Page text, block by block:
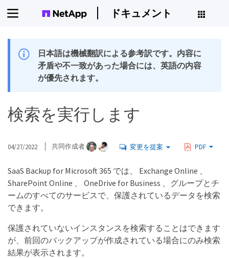
ドキュメント
日本語は機械翻訳による参考訳です。内容に
矛盾や不一致があった場合には、英語の内容
が優先されます。
検索を実行します
04/27/2022 共同作成者 変更を提案 PDF
SaaS Backup for Microsoft 365 では、 Exchange Online 、
SharePoint Online 、 OneDrive for Business 、グループとチ
ームのすべてのサービスで、保護されているデータを検索
できます。
保護されていないインスタンスを検索することはできます
が、前回のバックアップが作成されている場合にのみ検索
結果が表示されます。